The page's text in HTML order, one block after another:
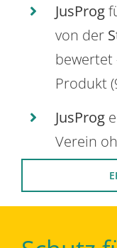
JusProg
von der
bewertet
Produkt
JusProg
Verein